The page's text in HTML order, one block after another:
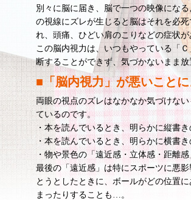
別々に脳に届き、脳で一つの映像にな
の視線にズレが生じると脳はそれを必
れ、頭痛、ひどい肩のこりなどの症状
この脳内視力は、いつもやっている「
断することができず、気づかないまま
■「脳内視力」が悪いこと
両眼の視点のズレはなかなか気づけな
ているのです。
・本を読んでいるとき、明らかに縦書
・本を読んでいるとき、明らかに横書
・物や景色の「遠近感・立体感・距離
最後の「遠近感」は特にスポーツに悪
とうとしたときに、ボールがどの位置
まったりすることも…。